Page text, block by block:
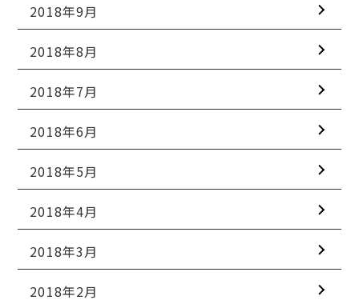
2018年9月
2018年8月
2018年7月
2018年6月
2018年5月
2018年4月
2018年3月
2018年2月